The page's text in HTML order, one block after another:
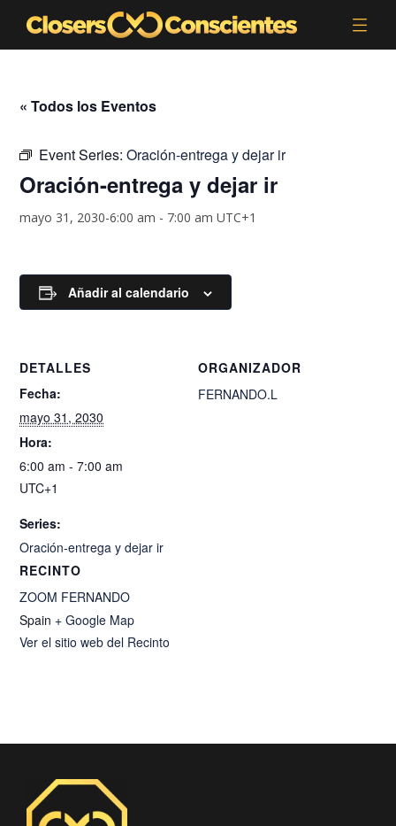
« Todos los Eventos
Event Series:Oración-entrega y dejar ir
Oración-entrega y dejar ir
mayo 31, 2030-6:00 am - 7:00 am UTC+1
Añadir al calendario
DETALLES
Fecha:
mayo 31, 2030
Hora:
6:00 am - 7:00 am
UTC+1
Series:
Oración-entrega y dejar ir
RECINTO
ZOOM FERNANDO
Spain + Google Map
Ver el sitio web del Recinto
ORGANIZADOR
FERNANDO.L